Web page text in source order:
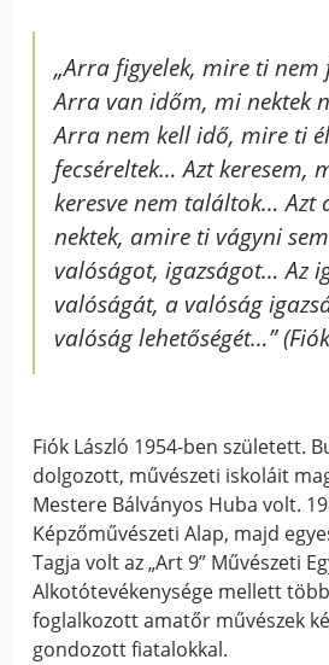
„Arra figyelek, mire ti nem
Arra van időm, mi nektek
Arra nem kell idő, mire ti
fecséreltek… Azt keresem,
keresve nem találtok… Azt
nektek, amire ti vágyni
valóságot, igazságot… Az
valóságát, a valóság
valóság lehetőségét…”
Fiók László 1954-ben született.
dolgozott, művészeti iskoláit
Mestere Bálványos Huba volt.
Képzőművészeti Alap, majd
Tagja volt az „Art 9” Művészeti
Alkotótevékenysége mellett
foglalkozott amatőr művészek
gondozott fiatalokkal.